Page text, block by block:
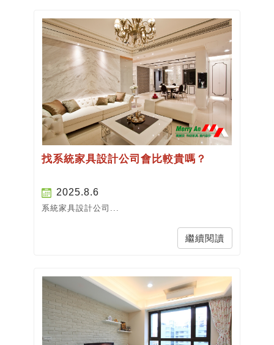
找系統家具設計公司會比較貴嗎？
2025.8.6
系統家具設計公司...
繼續閱讀